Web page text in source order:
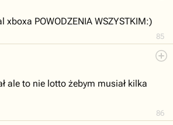
85
xboxa POWODZENIA WSZYSTKIM:)
86
ale to nie lotto żebym musiał kilka